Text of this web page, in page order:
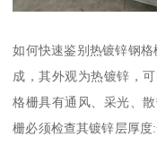
如何快速鉴别热镀锌钢
成，其外观为热镀锌，
格栅具有通风、采光、
栅必须检查其镀锌层厚度